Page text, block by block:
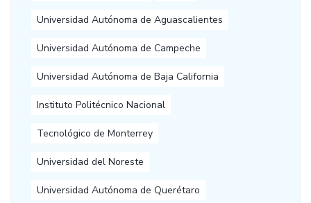
Universidad Autónoma de Aguascalientes
Universidad Autónoma de Campeche
Universidad Autónoma de Baja California
Instituto Politécnico Nacional
Tecnológico de Monterrey
Universidad del Noreste
Universidad Autónoma de Querétaro